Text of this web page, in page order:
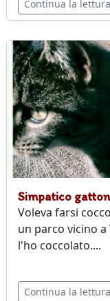
Continua la lettura
Simpatico
Voleva farsi
un parco vicino a
l'ho coccolato....
Continua la lettura